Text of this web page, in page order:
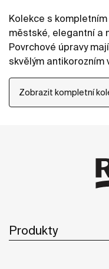
Kolekce s
městské, elegantní a
Povrchové úpravy
skvělým
příslušenství lze
Součástí produktů je
Zobrazit kompletní
Produkty